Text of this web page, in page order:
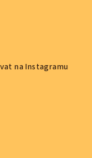
na Instagramu